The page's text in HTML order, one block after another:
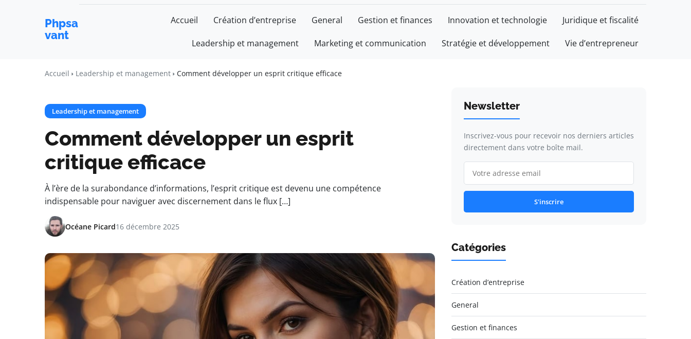
Phpsa
vant
Accueil Création d’entreprise General Gestion et finances Innovation et technologie Juridique et fiscalité
Leadership et management Marketing et communication Stratégie et développement Vie d’entrepreneur
Accueil Leadership et management Comment développer un esprit critique efficace
Leadership et management
Comment développer un esprit
critique efficace
À l’ère de la surabondance d’informations, l’esprit critique est devenu une compétence
indispensable pour naviguer avec discernement dans le flux […]
Océane Picard16 décembre 2025
Newsletter
Inscrivez-vous pour recevoir nos derniers articles
directement dans votre boîte mail.
S'inscrire
Catégories
Création d’entreprise
General
Gestion et finances